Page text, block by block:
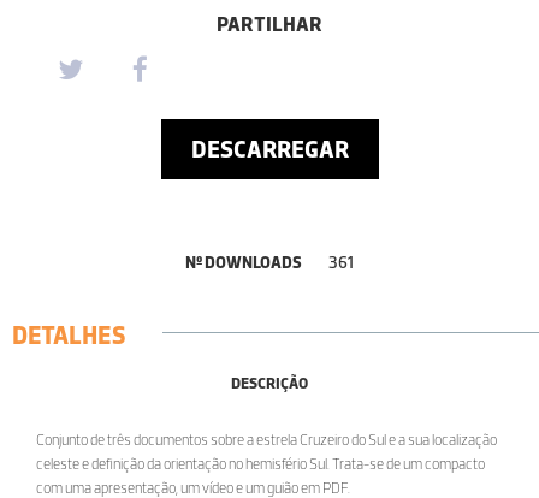
PARTILHAR
DESCARREGAR
Nº DOWNLOADS 361
DETALHES
DESCRIÇÃO
Conjunto de três documentos sobre a estrela Cruzeiro do Sul e a sua localização
celeste e definição da orientação no hemisfério Sul. Trata-se de um compacto
com uma apresentação, um vídeo e um guião em PDF.